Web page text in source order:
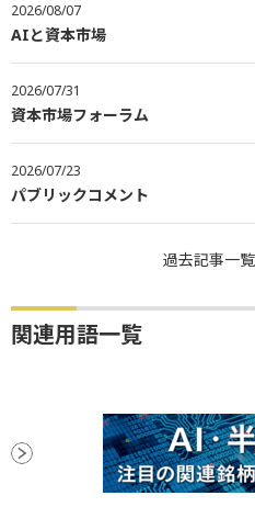
2026/08/07
AIと資本市場
2026/07/31
資本市場フォーラム
2026/07/23
パブリックコメント
過去記事一
関連用語一覧